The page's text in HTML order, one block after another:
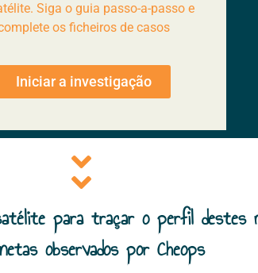
Siga o guia passo-a-passo e
os ficheiros de casos
Iniciar a investigação
para traçar o perfil destes
observados por Cheops